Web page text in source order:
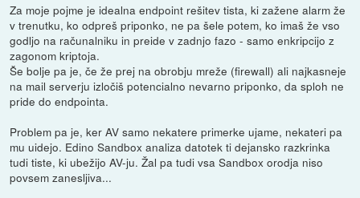
Za moje pojme je idealna endpoint rešitev tista, ki zažene alarm že
v trenutku, ko odpreš priponko, ne pa šele potem, ko imaš že vso
godljo na računalniku in preide v zadnjo fazo - samo enkripcijo z
zagonom kriptoja.
Še bolje pa je, če že prej na obrobju mreže (firewall) ali najkasneje
na mail serverju izločiš potencialno nevarno priponko, da sploh ne
pride do endpointa.
Problem pa je, ker AV samo nekatere primerke ujame, nekateri pa
mu uidejo. Edino Sandbox analiza datotek ti dejansko razkrinka
tudi tiste, ki ubežijo AV-ju. Žal pa tudi vsa Sandbox orodja niso
povsem zanesljiva...